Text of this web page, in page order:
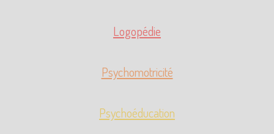
Logopédie
Psychomotricité
Psychoéducation